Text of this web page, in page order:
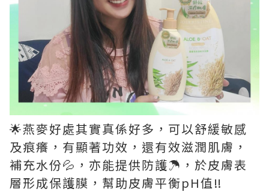
🌟燕麥好處其實真係好多，可以舒緩敏感
及痕癢，有顯著功效，還有效滋潤肌膚，
補充水份💦，亦能提供防護☂️，於皮膚表
層形成保護膜，幫助皮膚平衡pH值‼️